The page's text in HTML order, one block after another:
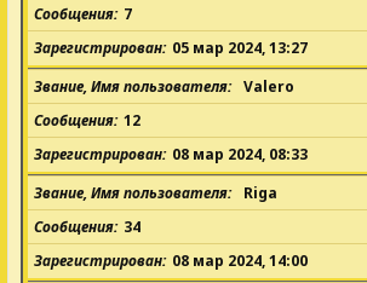
Сообщения 7
Зарегистрирован 05 мар 2024, 13:27
Звание, Имя пользователя
Valero
Сообщения 12
Зарегистрирован 08 мар 2024, 08:33
Звание, Имя пользователя
Riga
Сообщения 34
Зарегистрирован 08 мар 2024, 14:00